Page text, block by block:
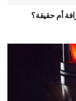
أم حقيقة؟